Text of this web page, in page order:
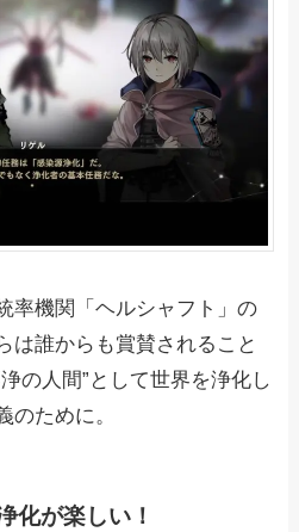
率機関「ヘルシャフト」の
は誰からも賞賛されること
の人間”として世界を浄化し
ために。
化が楽しい！